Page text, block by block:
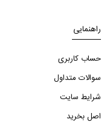
راهنمایی
حساب کاربری
سوالات متداول
شرایط سایت
اصل بخرید